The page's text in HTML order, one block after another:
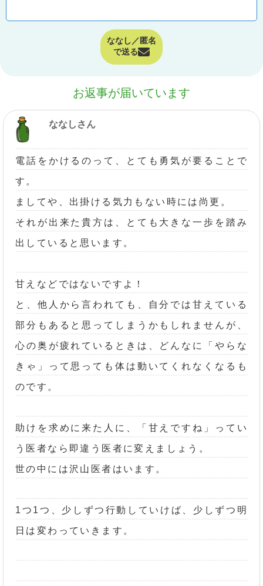
ななし／匿名
で送る
お返事が届いています
ななしさん
電話をかけるのって、とても勇気が要ることで
す。
ましてや、出掛ける気力もない時には尚更。
それが出来た貴方は、とても大きな一歩を踏み
出していると思います。
甘えなどではないですよ！
と、他人から言われても、自分では甘えている
部分もあると思ってしまうかもしれませんが、
心の奥が疲れているときは、どんなに「やらな
きゃ」って思っても体は動いてくれなくなるも
のです。
助けを求めに来た人に、「甘えですね」ってい
う医者なら即違う医者に変えましょう。
世の中には沢山医者はいます。
1つ1つ、少しずつ行動していけば、少しずつ明
日は変わっていきます。